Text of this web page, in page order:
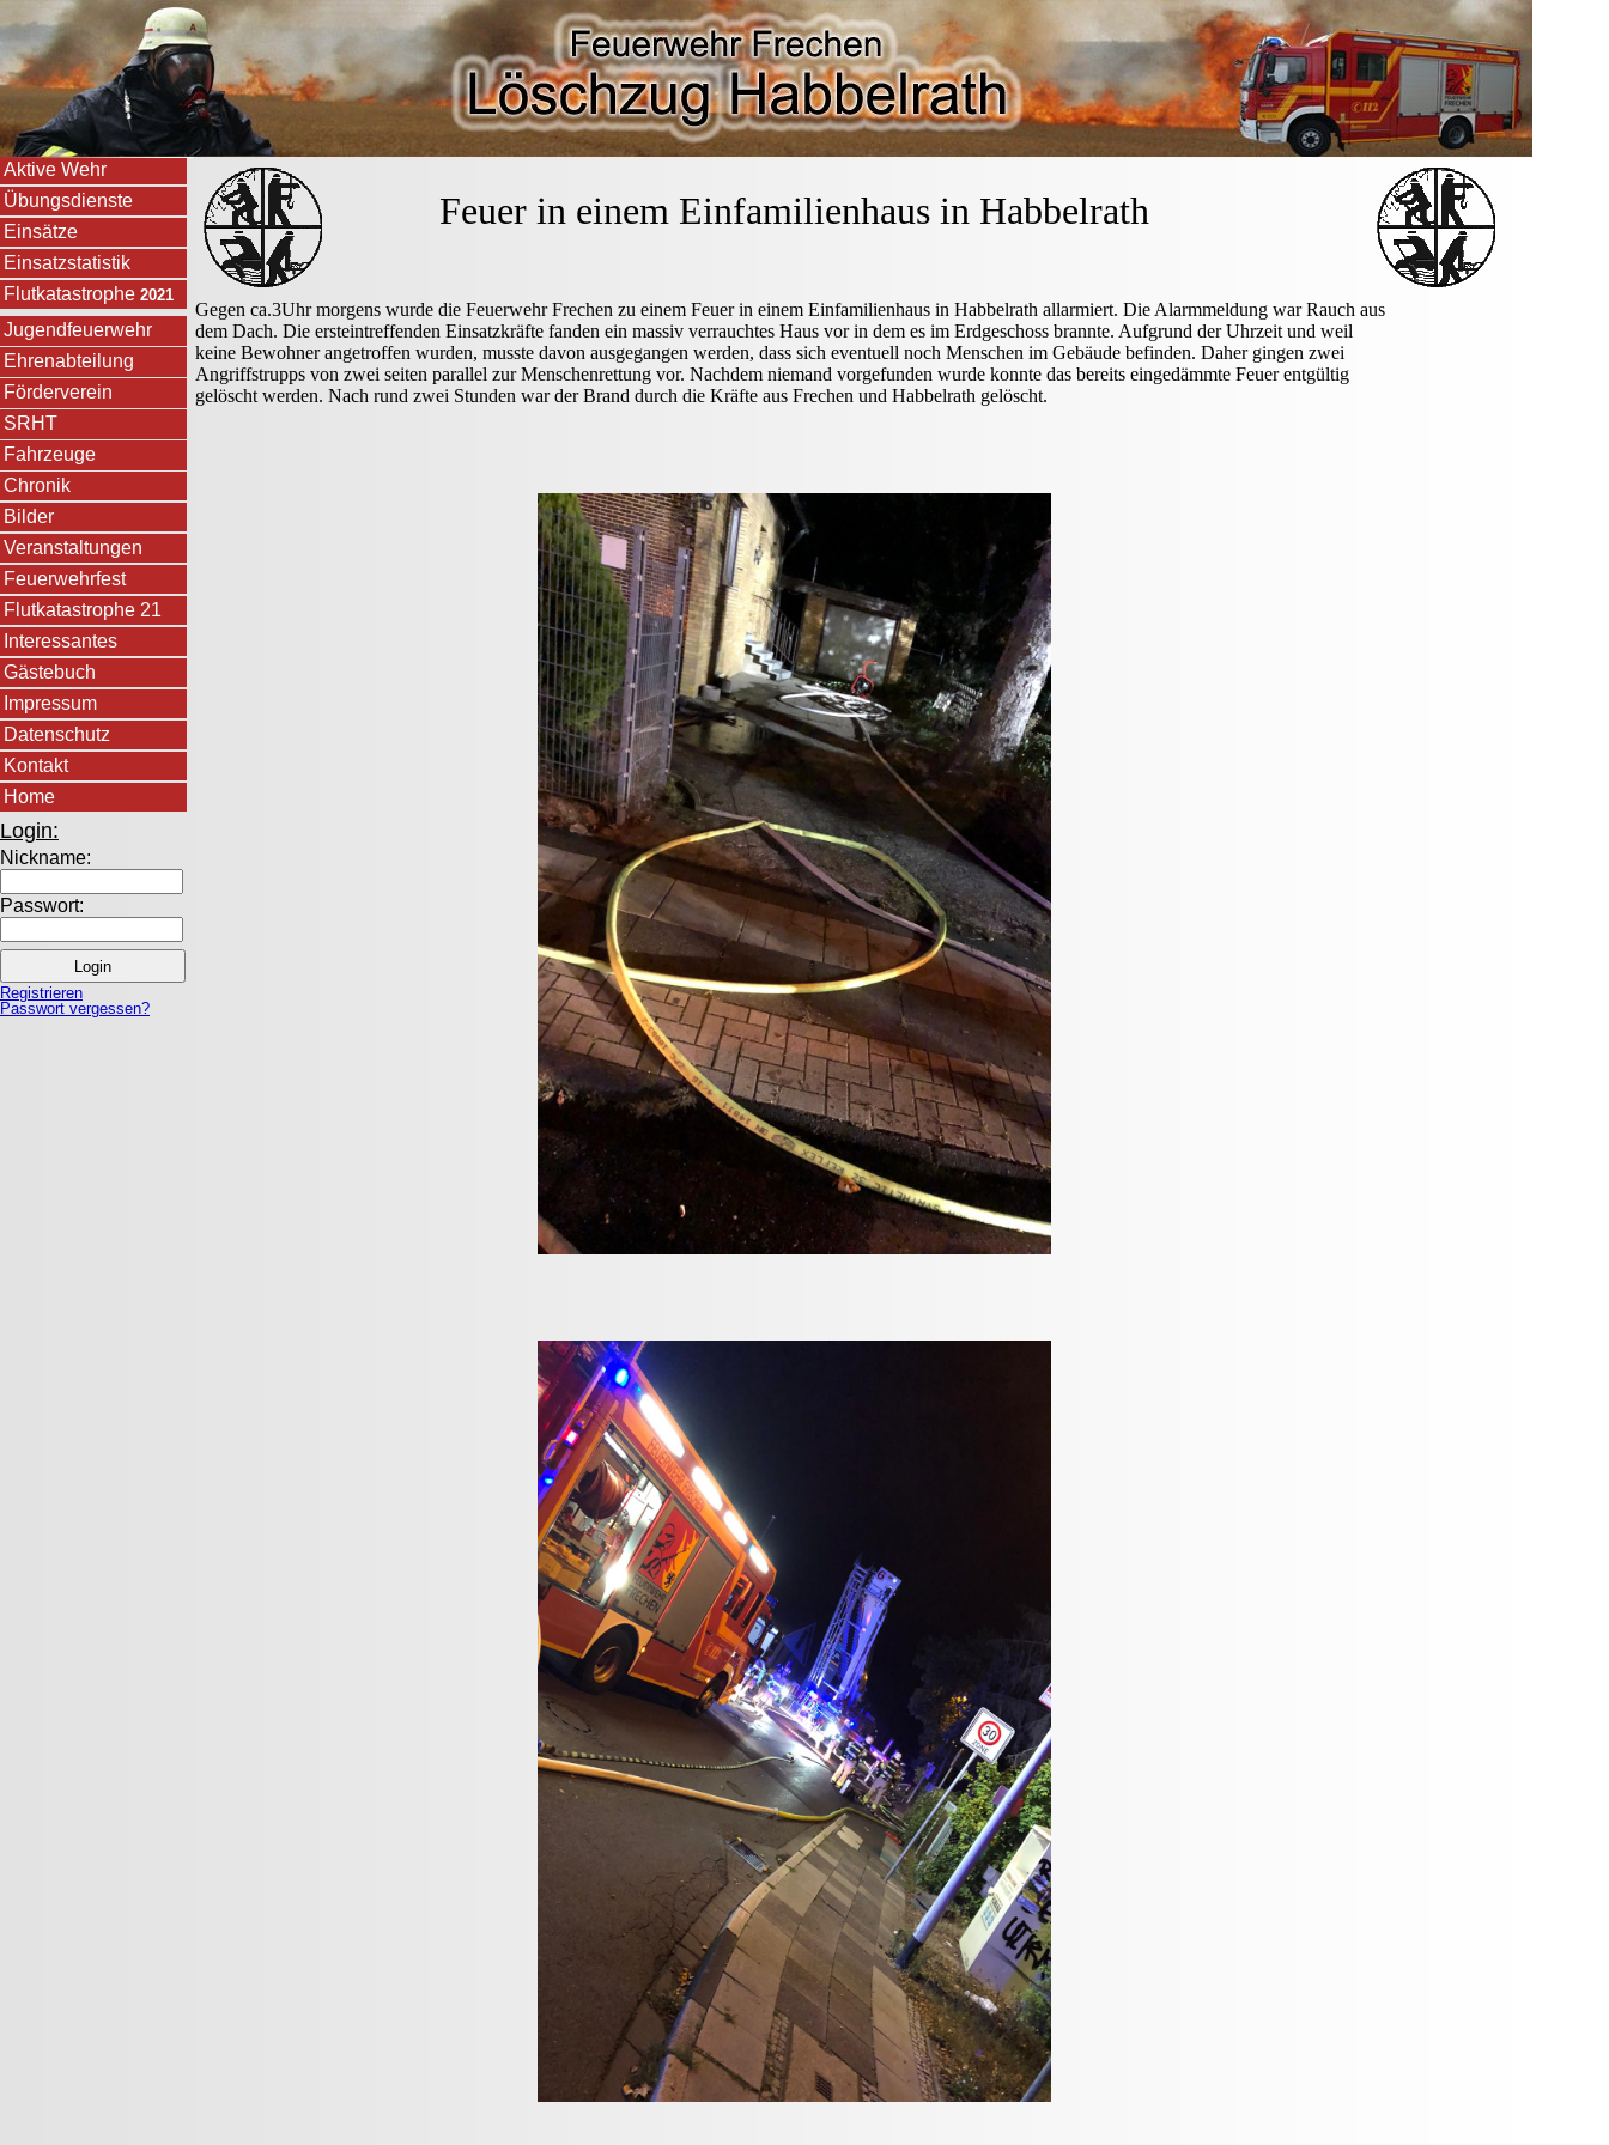
Aktive Wehr
Übungsdienste
Einsätze
Einsatzstatistik
Flutkatastrophe 2021
Jugendfeuerwehr
Ehrenabteilung
Förderverein
SRHT
Fahrzeuge
Chronik
Bilder
Veranstaltungen
Feuerwehrfest
Flutkatastrophe 21
Interessantes
Gästebuch
Impressum
Datenschutz
Kontakt
Home
Login:
Nickname:
Passwort:
Registrieren
Passwort vergessen?
Feuer in einem Einfamilienhaus in Habbelrath
Gegen ca.3Uhr morgens wurde die Feuerwehr Frechen zu einem Feuer in einem Einfamilienhaus in Habbelrath allarmiert. Die Alarmmeldung war Rauch aus
dem Dach. Die ersteintreffenden Einsatzkräfte fanden ein massiv verrauchtes Haus vor in dem es im Erdgeschoss brannte. Aufgrund der Uhrzeit und weil
keine Bewohner angetroffen wurden, musste davon ausgegangen werden, dass sich eventuell noch Menschen im Gebäude befinden. Daher gingen zwei
Angriffstrupps von zwei seiten parallel zur Menschenrettung vor. Nachdem niemand vorgefunden wurde konnte das bereits eingedämmte Feuer entgültig
gelöscht werden. Nach rund zwei Stunden war der Brand durch die Kräfte aus Frechen und Habbelrath gelöscht.